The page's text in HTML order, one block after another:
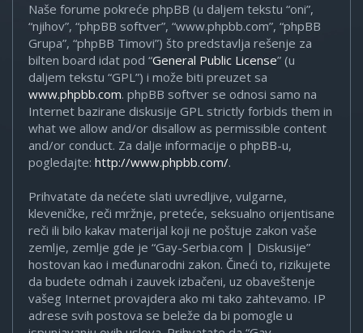
Naše forume pokreće phpBB (u daljem tekstu “oni”,
“njihov”, “phpBB softver”, “www.phpbb.com”, “phpBB
Grupa”, “phpBB Timovi”) što predstavlja rešenje za
bilten board idat pod “General Public License” (u
daljem tekstu “GPL”) i može biti preuzet sa
www.phpbb.com. phpBB softver se odnosi samo na
Internet bazirane diskusije GPL strictly forbids them in
what we allow and/or disallow as permissible content
and/or conduct. Za dalje informacije o phpBB-u,
pogledajte: http://www.phpbb.com/.
Prihvatate da nećete slati uvredljive, vulgarne,
kleveničke, reči mržnje, preteće, seksualno orijentisane
reči ili bilo kakav materijal koji ne poštuje zakon vaše
zemlje, zemlje gde je “Gay-Serbia.com | Diskusije”
hostovan kao i međunarodni zakon. Čineći to, rizikujete
da budete odmah i zauvek izbačeni, uz obaveštenje
vašeg Internet provajdera ako mi tako zahtevamo. IP
adrese svih postova se beleže da bi pomogle u